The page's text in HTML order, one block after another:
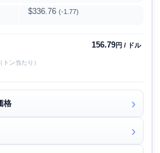
$336.76 (-1.77)
156.79円 / ドル
ン当たり）
格